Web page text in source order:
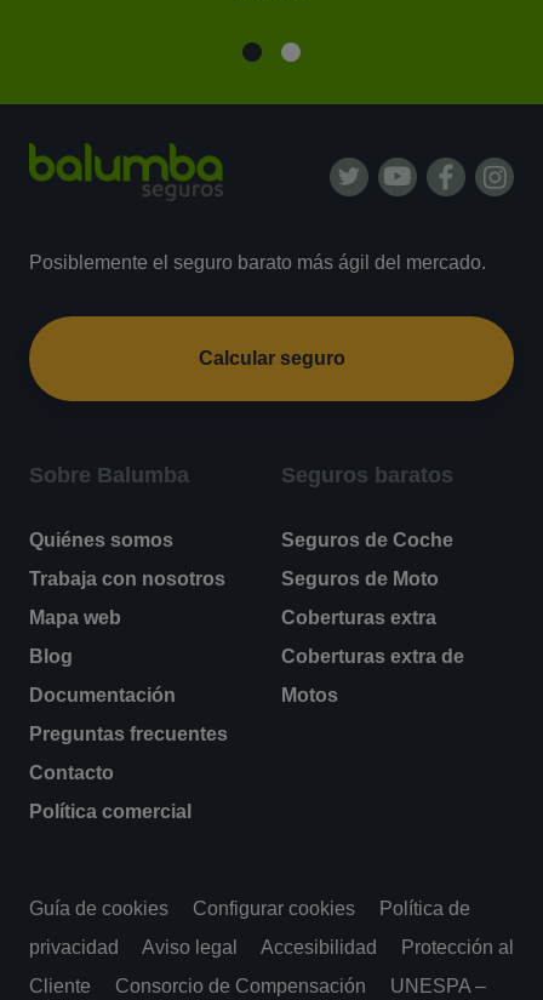
Posiblemente el seguro barato más ágil del mercado.
Calcular seguro
Sobre Balumba
Quiénes somos
Trabaja con nosotros
Mapa web
Blog
Documentación
Preguntas frecuentes
Contacto
Política comercial
Seguros baratos
Seguros de Coche
Seguros de Moto
Coberturas extra
Coberturas extra de
Motos
Guía de cookies Configurar cookies
Política de
privacidad
Aviso legal Accesibilidad
Protección al
Cliente
Consorcio de Compensación UNESPA –